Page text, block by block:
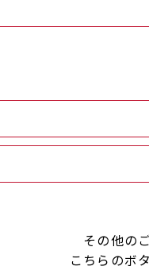
その他の
こちらのボ